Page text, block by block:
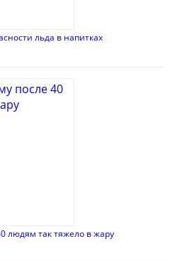
льда в напитках
людям так тяжело в жару